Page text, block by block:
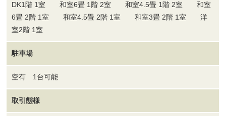
DK1階 1室 和室6畳 1階 2室 和室4.5畳 1階 2室 和室
6畳 2階 1室 和室4.5畳 2階 1室 和室3畳 2階 1室 洋
室2階 1室
駐車場
空有 1台可能
取引態様